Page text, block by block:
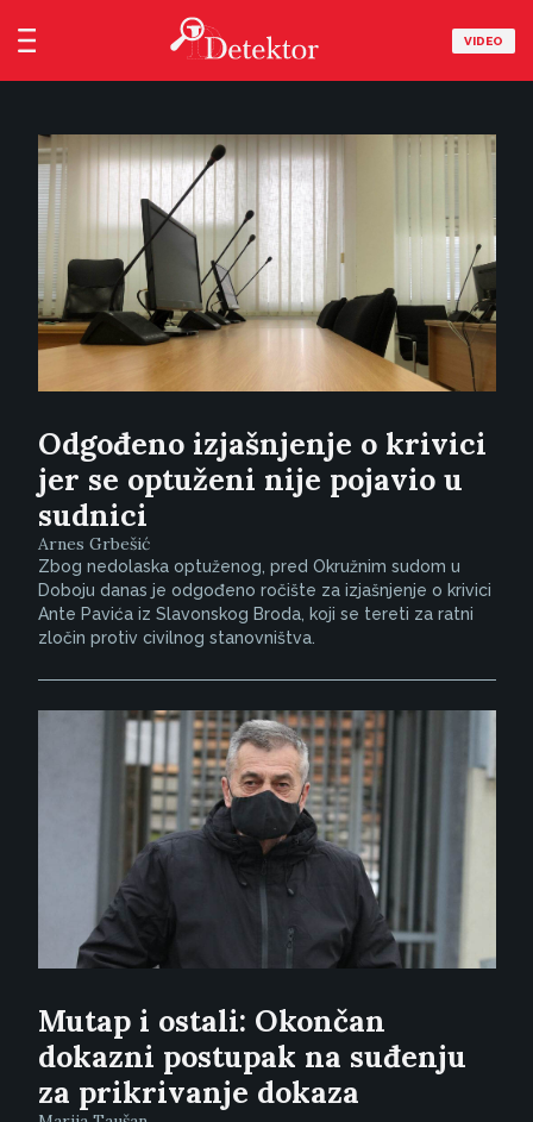
VIDEO
Odgođeno izjašnjenje o krivici
jer se optuženi nije pojavio u
sudnici
Arnes Grbešić
Zbog nedolaska optuženog, pred Okružnim sudom u
Doboju danas je odgođeno ročište za izjašnjenje o krivici
Ante Pavića iz Slavonskog Broda, koji se tereti za ratni
zločin protiv civilnog stanovništva.
Mutap i ostali: Okončan
dokazni postupak na suđenju
za prikrivanje dokaza